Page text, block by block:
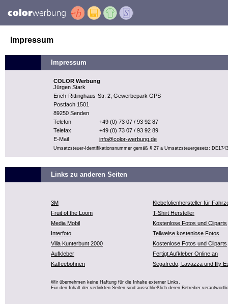
Impressum
Impressum
COLOR Werbung
Jürgen Stark
Erich-Rittinghaus-Str. 2, Gewerbepark GPS
Postfach 1501
89250 Senden
Telefon
+49 (0) 73 07 / 93 92 87
Telefax
+49 (0) 73 07 / 93 92 89
E-Mail
info@color-werbung.de
Umsatzsteuer-Identifikationsnummer gemäß § 27 a Umsatzsteuergesetz:
Links zu anderen Seiten
3M
Klebefolienhersteller für
Fruit of the Loom
T-Shirt Hersteller
Media Mobil
Kostenlose Fotos und Cliparts
Interfoto
Teilweise kostenlose Fotos
Villa Kunterbunt 2000
Kostenlose Fotos und Cliparts
Aufkleber
Fertigt Aufkleber Online an
Kaffeebohnen
Segafredo, Lavazza und Illy
Wir übernehmen keine Haftung für die Inhalte externer Links.
Für den Inhalt der verlinkten Seiten sind ausschließlich deren Betreiber